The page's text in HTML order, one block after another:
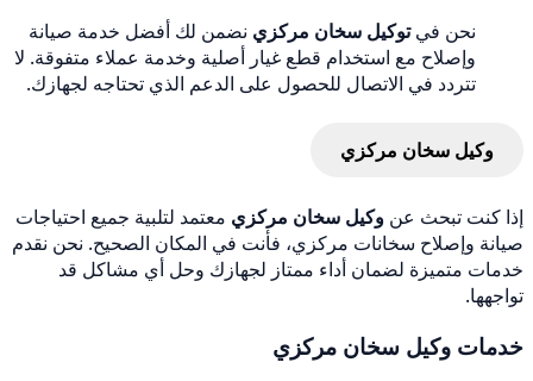
نحن فيتوكيل سخان مركزي نضمن لك أفضل خدمة صيانة
وإصلاح مع استخدام قطع غيار أصلية وخدمة عملاء متفوقة. لا
تتردد في الاتصال للحصول على الدعم الذي تحتاجه لجهازك.
وكيل سخان مركزي
إذا كنت تبحث عن وكيل سخان مركزي معتمد لتلبية جميع احتياجات
صيانة وإصلاح سخانات مركزي، فأنت في المكان الصحيح. نحن نقدم
خدمات متميزة لضمان أداء ممتاز لجهازك وحل أي مشاكل قد
تواجهها.
خدمات وكيل سخان مركزي